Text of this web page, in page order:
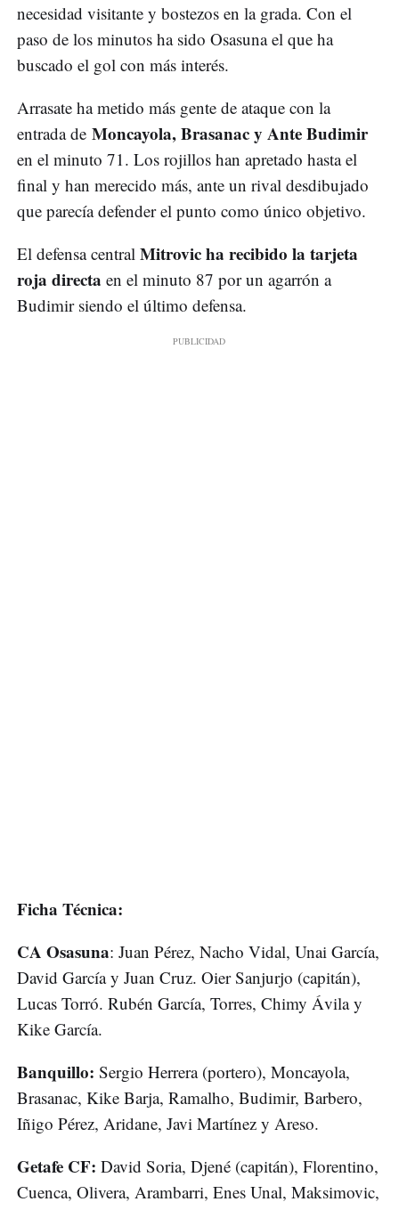
necesidad visitante y bostezos en la grada. Con el
paso de los minutos ha sido Osasuna el que ha
buscado el gol con más interés.
Arrasate ha metido más gente de ataque con la
entrada de Moncayola, Brasanac y Ante Budimir
en el minuto 71. Los rojillos han apretado hasta el
final y han merecido más, ante un rival desdibujado
que parecía defender el punto como único objetivo.
El defensa central Mitrovic ha recibido la tarjeta
roja directa en el minuto 87 por un agarrón a
Budimir siendo el último defensa.
Ficha Técnica:
CA Osasuna: Juan Pérez, Nacho Vidal, Unai García,
David García y Juan Cruz. Oier Sanjurjo (capitán),
Lucas Torró. Rubén García, Torres, Chimy Ávila y
Kike García.
Banquillo: Sergio Herrera (portero), Moncayola,
Brasanac, Kike Barja, Ramalho, Budimir, Barbero,
Iñigo Pérez, Aridane, Javi Martínez y Areso.
Getafe CF: David Soria, Djené (capitán), Florentino,
Cuenca, Olivera, Arambarri, Enes Unal, Maksimovic,